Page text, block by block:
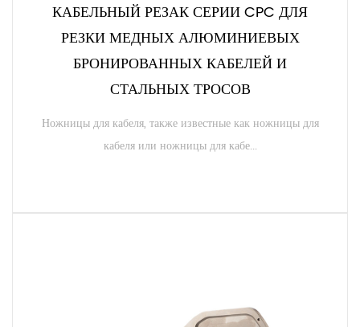
КАБЕЛЬНЫЙ РЕЗАК СЕРИИ CPC ДЛЯ
РЕЗКИ МЕДНЫХ АЛЮМИНИЕВЫХ
БРОНИРОВАННЫХ КАБЕЛЕЙ И
СТАЛЬНЫХ ТРОСОВ
Ножницы для кабеля, также известные как ножницы для
кабеля или ножницы для кабе...